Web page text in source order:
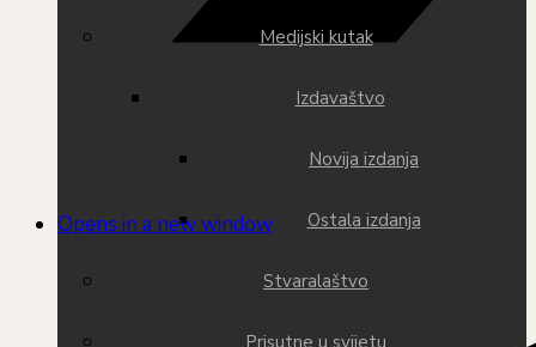
Medijski kutak
Izdavaštvo
Novija izdanja
Ostala izdanja
Stvaralaštvo
Prisutne u svijetu
Opens in a new window